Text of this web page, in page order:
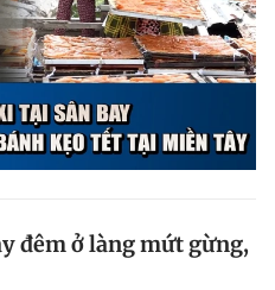
đêm ở làng mứt gừng,